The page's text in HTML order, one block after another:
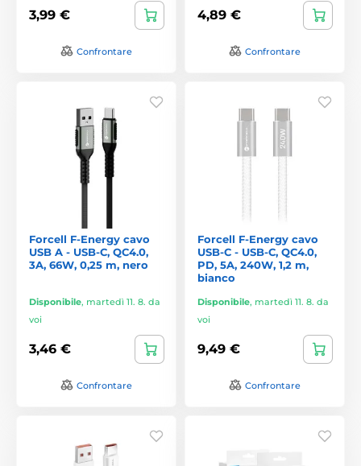
3,99 €
Confrontare
4,89 €
Confrontare
Forcell F-Energy cavo
USB A - USB-C, QC4.0,
3A, 66W, 0,25 m, nero
Disponibile, martedì 11. 8. da
voi
3,46 €
Confrontare
Forcell F-Energy cavo
USB-C - USB-C, QC4.0,
PD, 5A, 240W, 1,2 m,
bianco
Disponibile, martedì 11. 8. da
voi
9,49 €
Confrontare